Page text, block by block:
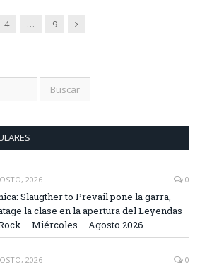
4 … 9 Siguiente
2026 0
Slaugther to Prevail pone la garra,
la clase en la apertura del Leyendas
– Miércoles – Agosto 2026
2026 0